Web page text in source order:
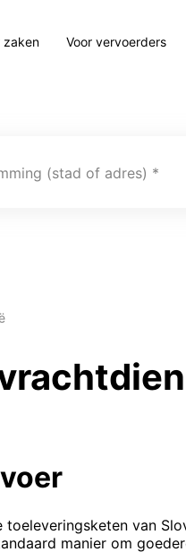
zaken Voor vervoerders
(stad of adres)
van
manier om